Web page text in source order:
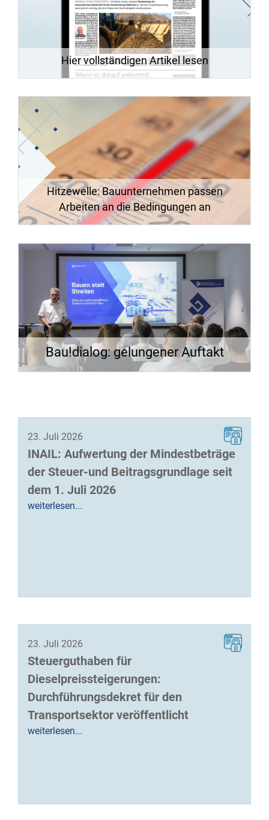
Hier vollständigen Artikel lesen
Hitzewelle: Bauunternehmen passen
Arbeiten an die Bedingungen an
Bau!dialog: gelungener Auftakt
23. Juli 2026
INAIL: Aufwertung der Mindestbeträge
der Steuer-und Beitragsgrundlage seit
dem 1. Juli 2026
weiterlesen...
23. Juli 2026
Steuerguthaben für
Dieselpreissteigerungen:
Durchführungsdekret für den
Transportsektor veröffentlicht
weiterlesen...